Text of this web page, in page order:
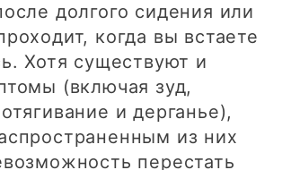
долгого сидения или
когда вы встаете
Хотя существуют и
(включая зуд,
и дерганье),
из них
перестать